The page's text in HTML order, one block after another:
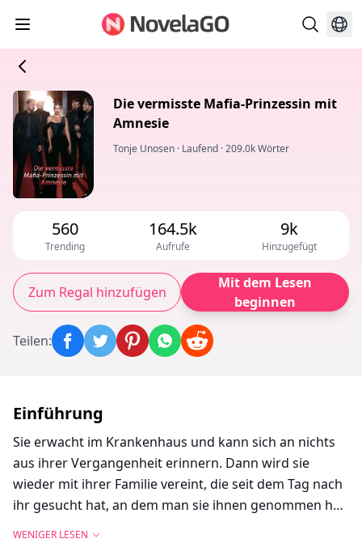
Die vermisste Mafia-Prinzessin mit
Amnesie
Tonje Unosen · Laufend ·209.0k Wörter
560
Trending
164.5k
Aufrufe
9k
Hinzugefügt
Zum Regal hinzufügen
Mit dem Lesen
beginnen
Teilen:
Einführung
Sie erwacht im Krankenhaus und kann sich an nichts
aus ihrer Vergangenheit erinnern. Dann wird sie
wieder mit ihrer Familie vereint, die seit dem Tag nach
ihr gesucht hat, an dem man sie ihnen genommen hat.
WENIGER LESEN